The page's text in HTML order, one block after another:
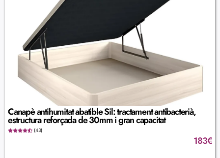
Canapè antihumitat abatible Sil: tractament antibacterià,
estructura reforçada de 30mm i gran capacitat
(43)
183€